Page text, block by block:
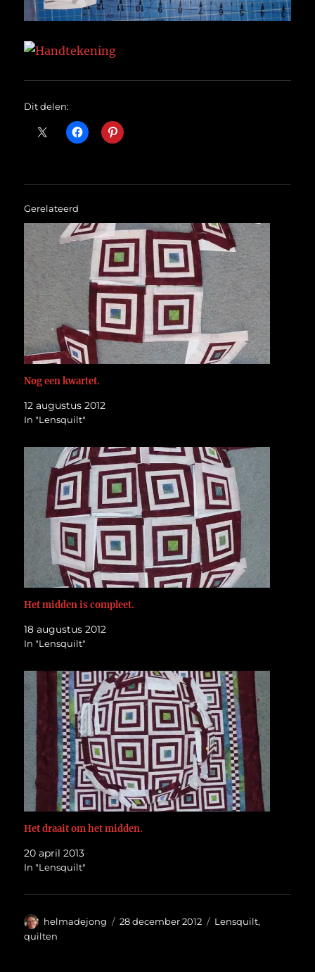
Dit delen:
Gerelateerd
Nog een kwartet.
12 augustus 2012
In "Lensquilt"
Het midden is compleet.
18 augustus 2012
In "Lensquilt"
Het draait om het midden.
20 april 2013
In "Lensquilt"
Auteur
helmadejong
Geplaatst
28 december 2012 Categorieën
Lensquilt,
quilten